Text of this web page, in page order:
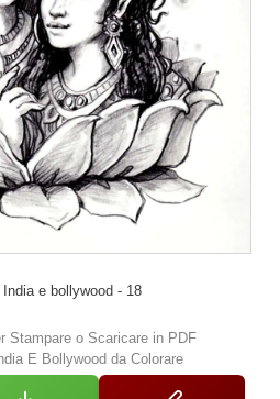
e bollywood - 18
Stampare o Scaricare in PDF
E Bollywood da Colorare